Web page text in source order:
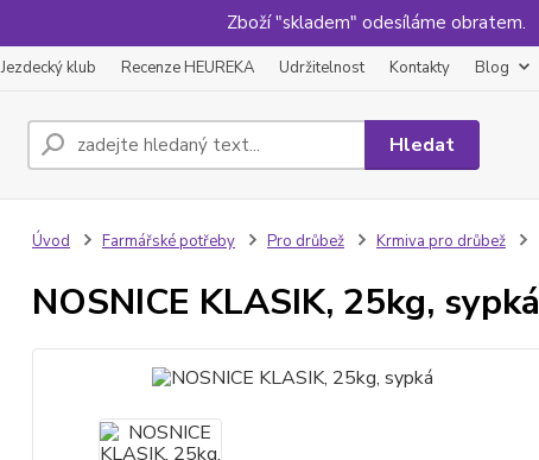
Zboží "skladem" odesíláme obratem.
Jezdecký klub Recenze HEUREKA Udržitelnost Kontakty Blog
Hledat
Úvod Farmářské potřeby Pro drůbež Krmiva pro drůbež
NOSNICE KLASIK, 25kg, sypká